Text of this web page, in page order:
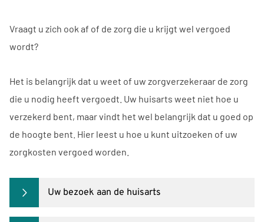
Vraagt u zich ook af of de zorg die u krijgt wel vergoed
wordt?
Het is belangrijk dat u weet of uw zorgverzekeraar de zorg
die u nodig heeft vergoedt. Uw huisarts weet niet hoe u
verzekerd bent, maar vindt het wel belangrijk dat u goed op
de hoogte bent. Hier leest u hoe u kunt uitzoeken of uw
zorgkosten vergoed worden.
Uw bezoek aan de huisarts